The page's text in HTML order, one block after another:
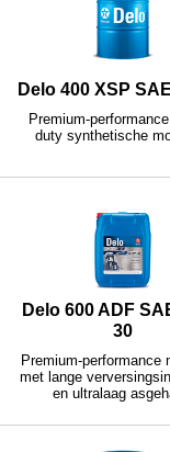
Delo 400 XSP
Premium-
duty synthetische
Delo 600 ADF
30
Premium-performance
met lange
en ultralaag